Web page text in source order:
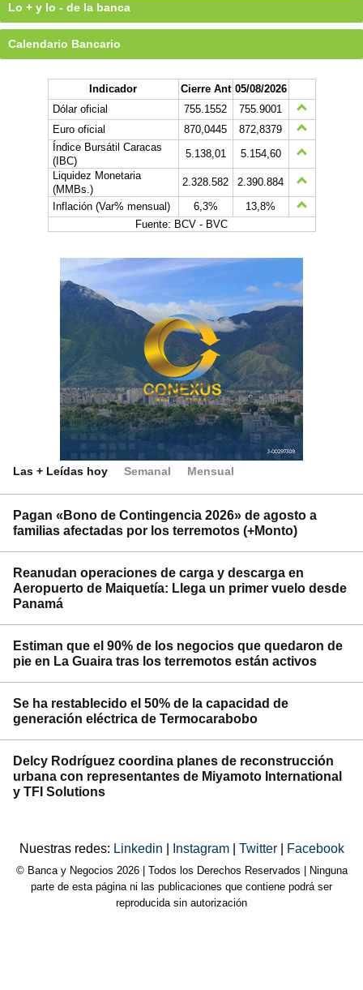
Lo + y lo - de la banca
Calendario Bancario
Indicador Cierre Ant 05/08/2026
Dólar oficial
755.1552
755.9001
Euro oficial
870,0445
872,8379
Índice Bursátil Caracas
(IBC)
5.138,01
5.154,60
Liquidez Monetaria
(MMBs.)
2.328.582
2.390.884
Inflación (Var% mensual)
6,3%
13,8%
Fuente: BCV - BVC
Las + Leídas hoy Semanal Mensual
Pagan «Bono de Contingencia 2026» de agosto a
familias afectadas por los terremotos (+Monto)
Reanudan operaciones de carga y descarga en
Aeropuerto de Maiquetía: Llega un primer vuelo desde
Panamá
Estiman que el 90% de los negocios que quedaron de
pie en La Guaira tras los terremotos están activos
Se ha restablecido el 50% de la capacidad de
generación eléctrica de Termocarabobo
Delcy Rodríguez coordina planes de reconstrucción
urbana con representantes de Miyamoto International
y TFI Solutions
Nuestras redes: Linkedin Instagram Twitter Facebook
© Banca y Negocios 2026 | Todos los Derechos Reservados | Ninguna
parte de esta página ni las publicaciones que contiene podrá ser
reproducida sin autorización